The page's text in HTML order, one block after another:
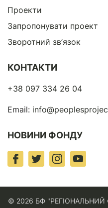
Проекти
Запропонувати проект
Зворотний зв’язок
КОНТАКТИ
+38 097 334 26 04
Email:
НОВИНИ ФОНДУ
© 2026 БФ "РЕГІОНАЛЬНИЙ